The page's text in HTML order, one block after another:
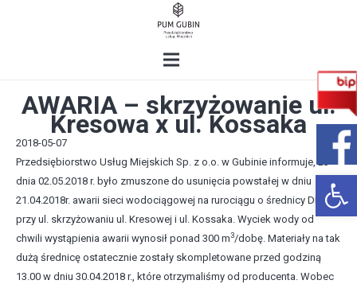
AWARIA – skrzyżowanie ul.
Kresowa x ul. Kossaka
2018-05-07
Przedsiębiorstwo Usług Miejskich Sp. z o.o. w Gubinie informuje, że
dnia 02.05.2018 r. było zmuszone do usunięcia powstałej w dniu
21.04.2018r. awarii sieci wodociągowej na rurociągu o średnicy DN 500
przy ul. skrzyżowaniu ul. Kresowej i ul. Kossaka. Wyciek wody od
chwili wystąpienia awarii wynosił ponad 300 m3/dobę. Materiały na tak
dużą średnicę ostatecznie zostały skompletowane przed godziną
13.00 w dniu 30.04.2018 r., które otrzymaliśmy od producenta. Wobec